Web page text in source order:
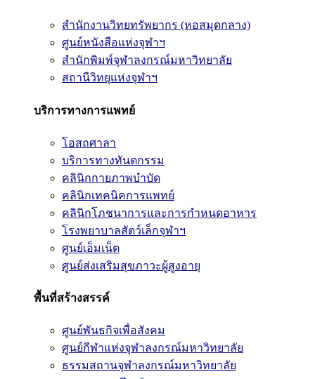
สำนักงานวิทยทรัพยากร (หอสมุดกลาง)
ศูนย์หนังสือแห่งจุฬาฯ
สำนักพิมพ์จุฬาลงกรณ์มหาวิทยาลัย
สถานีวิทยุแห่งจุฬาฯ
บริการทางการแพทย์
โอสถศาลา
บริการทางทันตกรรม
คลินิกกายภาพบำบัด
คลินิกเทคนิคการแพทย์
คลินิกโภชนาการและการกำหนดอาหาร
โรงพยาบาลสัตว์เล็กจุฬาฯ
ศูนย์เอ็มเน็ต
ศูนย์ส่งเสริมสุขภาวะผู้สูงอายุ
พื้นที่สร้างสรรค์
ศูนย์พันธกิจเพื่อสังคม
ศูนย์กีฬาแห่งจุฬาลงกรณ์มหาวิทยาลัย
ธรรมสถานจุฬาลงกรณ์มหาวิทยาลัย